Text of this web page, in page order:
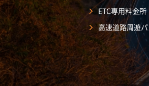
ETC専用料金所
高速道路周遊パ